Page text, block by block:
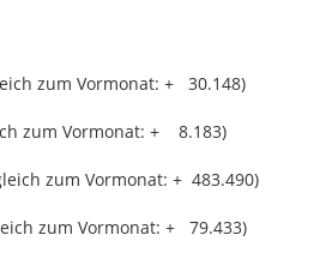
zum Vormonat: + 30.148)
zum Vormonat: + 8.183)
zum Vormonat: + 483.490)
zum Vormonat: + 79.433)